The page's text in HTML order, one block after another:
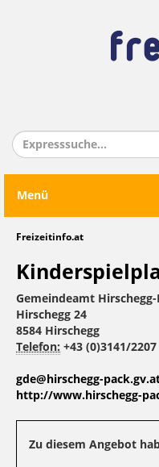
Menü
Freizeitinfo.at
Gemeindeamt Hirschegg-
Hirschegg 24
8584 Hirschegg
Telefon: +43 (0)3141/2207
gde@hirschegg-
http://www.hirschegg-
Zu diesem Angebot